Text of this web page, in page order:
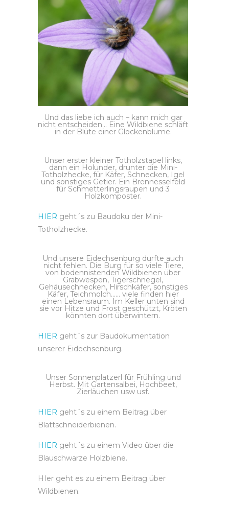
Und das liebe ich auch – kann mich gar
nicht entscheiden… Eine Wildbiene schläft
in der Blüte einer Glockenblume.
Unser erster kleiner Totholzstapel links,
dann ein Holunder, drunter die Mini-
Totholzhecke, für Käfer, Schnecken, Igel
und sonstiges Getier. Ein Brennesselfeld
für Schmetterlingsraupen und 3
Holzkomposter.
HIER geht´s zu Baudoku der Mini-
Totholzhecke.
Und unsere Eidechsenburg durfte auch
nicht fehlen. Die Burg für so viele Tiere,
von bodennistenden Wildbienen über
Grabwespen, Tigerschnegel,
Gehäusechnecken, Hirschkäfer, sonstiges
Käfer, Teichmolch…… viele finden hier
einen Lebensraum. Im Keller unten sind
sie vor Hitze und Frost geschützt, Kröten
könnten dort überwintern.
HIER geht´s zur Baudokumentation
unserer Eidechsenburg.
Unser Sonnenplatzerl für Frühling und
Herbst. Mit Gartensalbei, Hochbeet,
Zierläuchen usw usf.
HIER geht´s zu einem Beitrag über
Blattschneiderbienen.
HIER geht´s zu einem Video über die
Blauschwarze Holzbiene.
HIer geht es zu einem Beitrag über
Wildbienen.